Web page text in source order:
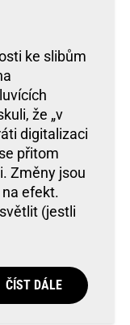
ke slibům
že „v
digitalizaci
přitom
Změny jsou
efekt.
(jestli
ČÍST DÁLE